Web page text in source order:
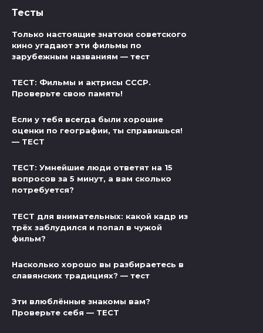
Тесты
Только настоящие знатоки советского
кино угадают эти фильмы по
зарубежным названиям — тест
ТЕСТ: Фильмы и актрисы СССР.
Проверьте свою память!
Если у тебя всегда были хорошие
оценки по географии, ты справишься!
— ТЕСТ
ТЕСТ: Умнейшие люди ответят на 15
вопросов за 5 минут, а вам сколько
потребуется?
ТЕСТ для внимательных: какой кадр из
трёх заблудился и попал в чужой
фильм?
Насколько хорошо вы разбираетесь в
славянских традициях? — тест
Эти влюблённые знакомы вам?
Проверьте себя — ТЕСТ